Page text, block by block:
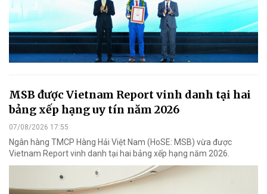
MSB được Vietnam Report vinh danh tại hai
bảng xếp hạng uy tín năm 2026
07/08/2026 17:55
Ngân hàng TMCP Hàng Hải Việt Nam (HoSE: MSB) vừa được
Vietnam Report vinh danh tại hai bảng xếp hạng năm 2026.